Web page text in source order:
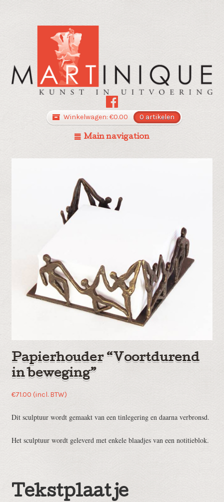
Winkelwagen: €0.00 0 artikelen
Main navigation
Papierhouder “Voortdurend
in beweging”
€71.00 (incl. BTW)
Dit sculptuur wordt gemaakt van een tinlegering en daarna verbronsd.
Het sculptuur wordt geleverd met enkele blaadjes van een notitieblok.
Tekstplaatje